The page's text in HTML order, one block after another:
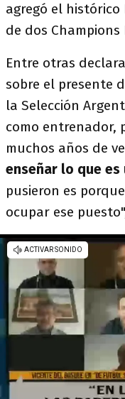
agregó el
de dos Champions
Entre otras
sobre el presente
la Selección
como entrenador,
muchos años de
enseñar lo que
pusieron es
ocupar ese